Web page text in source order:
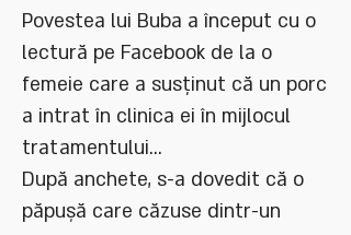
Povestea lui Buba a început cu o
lectură pe Facebook de la o
femeie care a susținut că un porc
a intrat în clinica ei în mijlocul
tratamentului...
După anchete, s-a dovedit că o
păpușă care căzuse dintr-un